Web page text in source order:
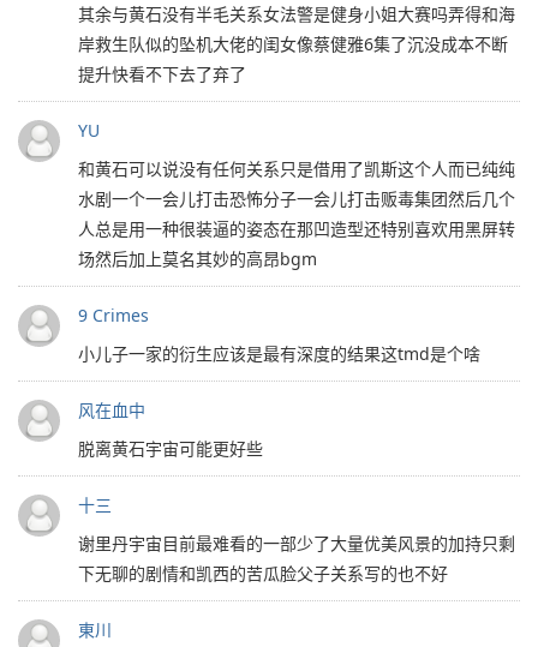
其余与黄石没有半毛关系女法警是健身小姐大赛吗弄得和海
岸救生队似的坠机大佬的闺女像蔡健雅6集了沉没成本不断
提升快看不下去了弃了
YU
和黄石可以说没有任何关系只是借用了凯斯这个人而已纯纯
水剧一个一会儿打击恐怖分子一会儿打击贩毒集团然后几个
人总是用一种很装逼的姿态在那凹造型还特别喜欢用黑屏转
场然后加上莫名其妙的高昂bgm
9 Crimes
小儿子一家的衍生应该是最有深度的结果这tmd是个啥
风在血中
脱离黄石宇宙可能更好些
十三
谢里丹宇宙目前最难看的一部少了大量优美风景的加持只剩
下无聊的剧情和凯西的苦瓜脸父子关系写的也不好
東川